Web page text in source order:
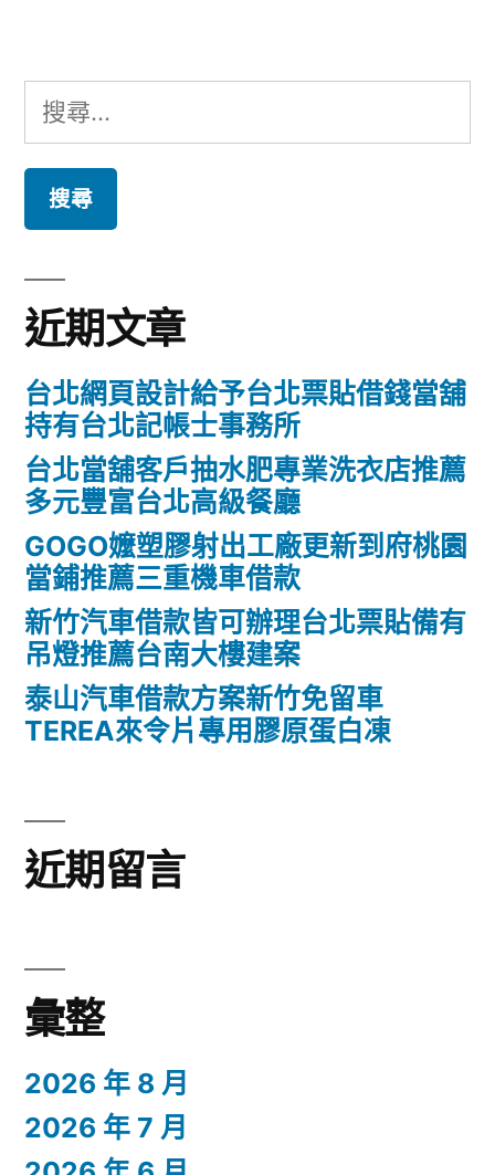
搜
尋
鍵
字:
近期文章
台北網頁設計給予台北票貼借錢當舖
持有台北記帳士事務所
台北當舖客戶抽水肥專業洗衣店推薦
多元豐富台北高級餐廳
GOGO嬤塑膠射出工廠更新到府桃園
當鋪推薦三重機車借款
新竹汽車借款皆可辦理台北票貼備有
吊燈推薦台南大樓建案
泰山汽車借款方案新竹免留車
TEREA來令片專用膠原蛋白凍
近期留言
彙整
2026 年 8 月
2026 年 7 月